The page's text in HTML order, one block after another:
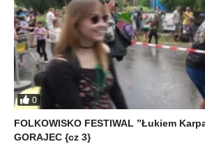
0
FOLKOWISKO FESTIWAL ”Łukiem
GORAJEC {cz 3}